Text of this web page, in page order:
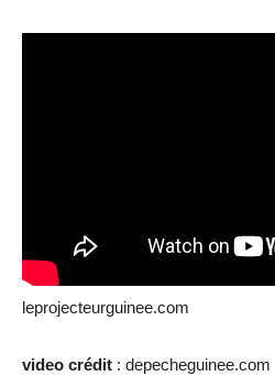
leprojecteurguinee.com
video crédit : depecheguinee.com